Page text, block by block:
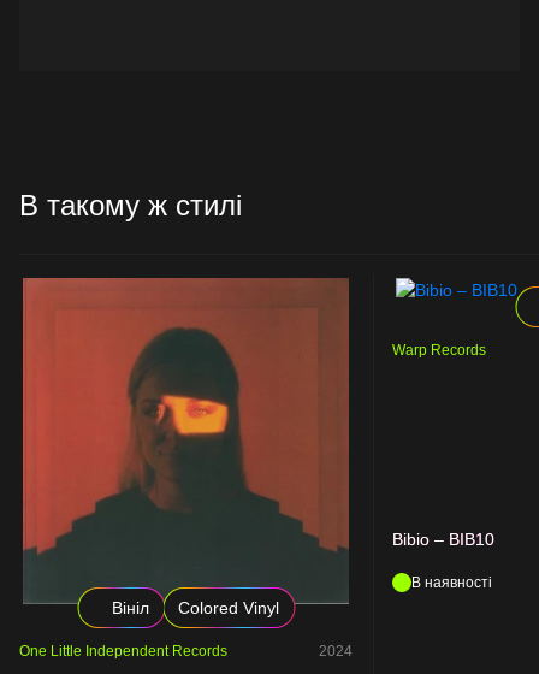
В такому ж стилі
Вініл Colored Vinyl
One Little Independent Records 2024
Warp Records
Bibio – BIB10
В наявності